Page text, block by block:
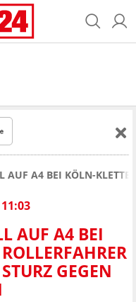
AUF A4 BEI KÖLN-
AUF A4 BEI
GEGEN